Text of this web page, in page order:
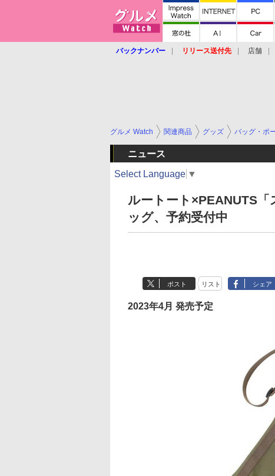
バックナンバー リリース送付先 店舗
グルメ Watch 関連商品 グッズ バッグ・ポ
ニュース
Select Language ▼
ルートート×PEANUTS
ッグ、予約受付中
ポスト リスト シェア
2023年4月 発売予定